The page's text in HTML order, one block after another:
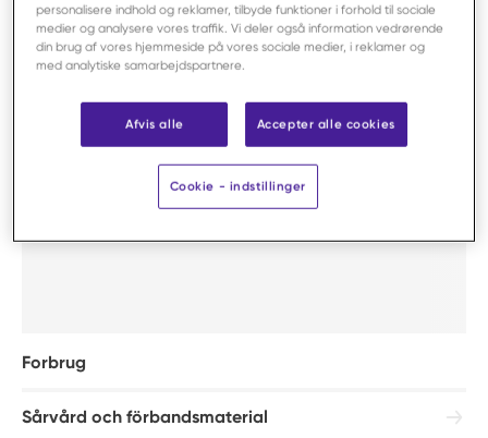
Shop By Category
Forbrug
Sårvård och förbandsmaterial
personalisere indhold og reklamer, tilbyde funktioner i forhold til sociale
medier og analysere vores traffik. Vi deler også information vedrørende
din brug af vores hjemmeside på vores sociale medier, i reklamer og
med analytiske samarbejdspartnere.
Afvis alle Accepter alle cookies
Cookie - indstillinger